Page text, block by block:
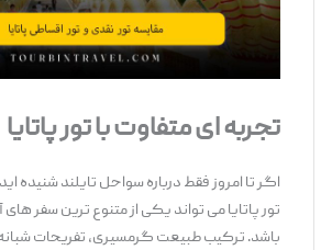
تجربه ‌ای متفاوت با تور پاتایا
اگر تا امروز فقط درباره سواحل تایلند شنیده ‌اید،
تور پاتایا می‌ تواند یکی از متنوع‌ ترین سفر های
باشد. ترکیب طبیعت گرمسیری، تفریحات شبانه،